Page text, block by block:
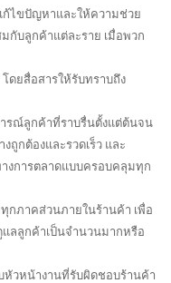
ก้ไขปัญหาและให้ความช่วย
กับลูกค้าแต่ละราย เมื่อพวก
ยสื่อสารให้รับทราบถึง
รณ์ลูกค้าที่ราบรื่นตั้งแต่ต้นจน
ถูกต้องและรวดเร็ว และ
งการตลาดแบบครอบคลุมทุก
กภาคส่วนภายในร้านค้า เพื่อ
แลลูกค้าเป็นจำนวนมากหรือ
วหน้างานที่รับผิดชอบร้านค้า